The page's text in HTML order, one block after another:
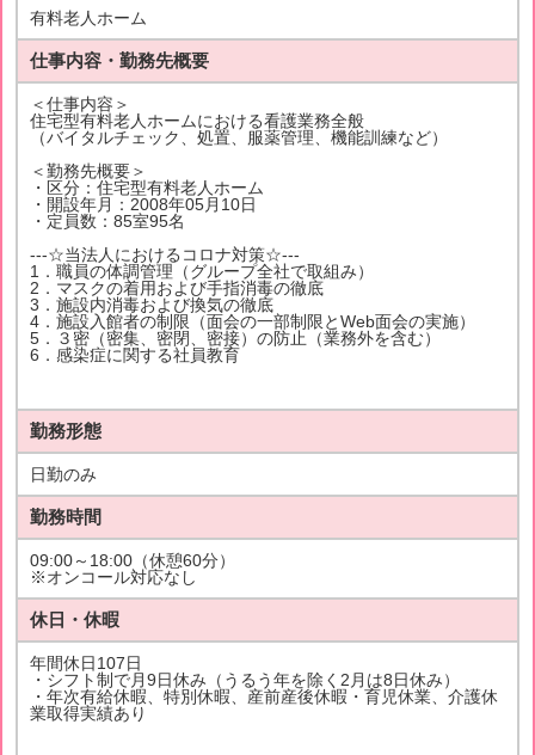
有料老人ホーム
仕事内容・勤務先概要
＜仕事内容＞
住宅型有料老人ホームにおける看護業務全般
（バイタルチェック、処置、服薬管理、機能訓練など）
＜勤務先概要＞
・区分：住宅型有料老人ホーム
・開設年月：2008年05月10日
・定員数：85室95名
---☆当法人におけるコロナ対策☆---
1．職員の体調管理（グループ全社で取組み）
2．マスクの着用および手指消毒の徹底
3．施設内消毒および換気の徹底
4．施設入館者の制限（面会の一部制限とWeb面会の実施）
5．３密（密集、密閉、密接）の防止（業務外を含む）
6．感染症に関する社員教育
勤務形態
日勤のみ
勤務時間
09:00～18:00（休憩60分）
※オンコール対応なし
休日・休暇
年間休日107日
・シフト制で月9日休み（うるう年を除く2月は8日休み）
・年次有給休暇、特別休暇、産前産後休暇・育児休業、介護休
業取得実績あり